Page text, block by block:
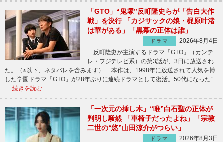
「GTO」“鬼塚”反町隆史らが「告白大作
戦」を決行 「カジサックの娘・梶原叶渚
は華がある」「黒幕の正体は誰」
ドラマ
2026年8月4日
反町隆史が主演するドラマ「GTO」（カンテ
レ・フジテレビ系）の第3話が、3日に放送され
た。（※以下、ネタバレを含みます） 本作は、1998年に放送されて人気を博
した学園ドラマ「GTO」が28年ぶりに連続ドラマとして復活。50代になった“
… 続きを読む
「一次元の挿し木」“唯”白石聖の正体が
判明し騒然 「車椅子だったよね」「宗教
二世の“悠”山田涼介がつらい」
ドラマ
2026年8月3日